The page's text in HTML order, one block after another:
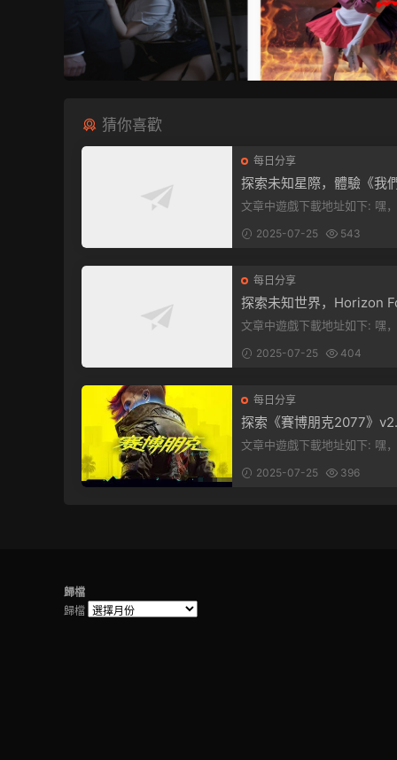
猜你喜歡
每日分享
探索未知星際，體驗《我
中》PC端全新版本
文章中遊戲下載地址如下: 嘿，看這
入我們遊...
2025-07-25 543
每日分享
探索未知世界，Horizon
en West Complete
文章中遊戲下載地址如下: 嘿，看這
章最後那...
2025-07-25 404
每日分享
探索《賽博朋克2077》
1：穿梭黑暗都市，感受
文章中遊戲下載地址如下: 嘿，看這
入我們的...
2025-07-25 396
歸檔
歸檔